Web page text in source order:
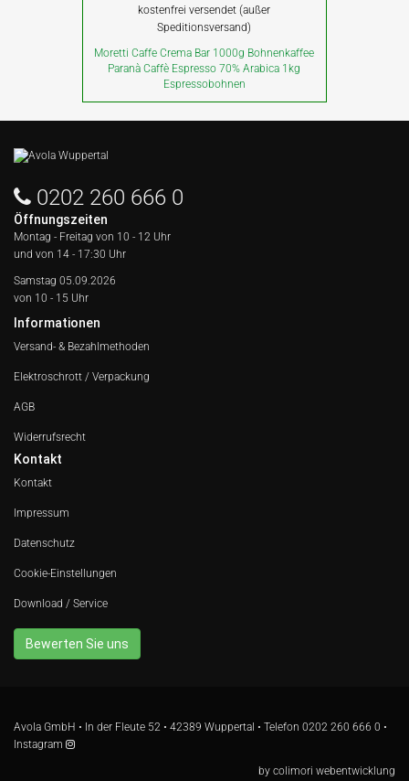
kostenfrei versendet (außer
Speditionsversand)
Moretti Caffe Crema Bar 1000g Bohnenkaffee
Paranà Caffè Espresso 70% Arabica 1kg
Espressobohnen
0202 260 666 0
Öffnungszeiten
Montag - Freitag von 10 - 12 Uhr
und von 14 - 17:30 Uhr
Samstag 05.09.2026
von 10 - 15 Uhr
Informationen
Versand- & Bezahlmethoden
Elektroschrott / Verpackung
AGB
Widerrufsrecht
Kontakt
Kontakt
Impressum
Datenschutz
Cookie-Einstellungen
Download / Service
Bewerten Sie uns
Avola GmbH • In der Fleute 52 • 42389 Wuppertal • Telefon 0202 260 666 0 •
Instagram
by colimori webentwicklung